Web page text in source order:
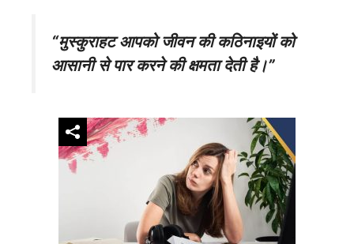
“मुस्कुराहट आपको जीवन की कठिनाइयों को
आसानी से पार करने की क्षमता देती है।”